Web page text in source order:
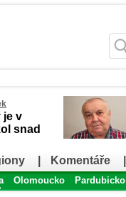
je v
snad
Komentáře
Olomoucko Pardubicko